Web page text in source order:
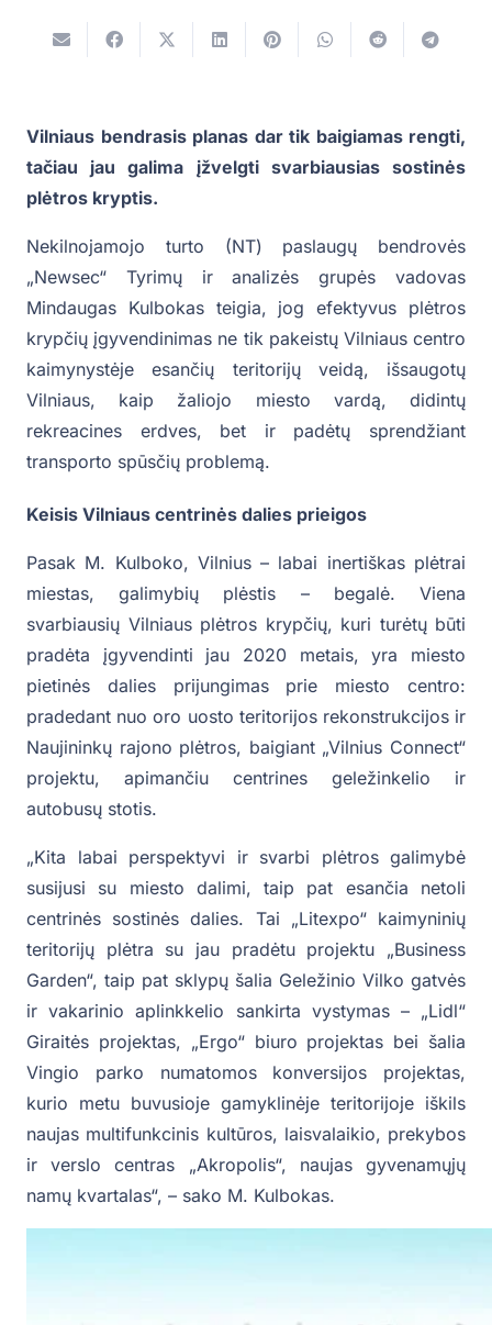
Vilniaus bendrasis planas dar tik baigiamas rengti,
tačiau jau galima įžvelgti svarbiausias sostinės
plėtros kryptis.
Nekilnojamojo turto (NT) paslaugų bendrovės
„Newsec“ Tyrimų ir analizės grupės vadovas
Mindaugas Kulbokas teigia, jog efektyvus plėtros
krypčių įgyvendinimas ne tik pakeistų Vilniaus centro
kaimynystėje esančių teritorijų veidą, išsaugotų
Vilniaus, kaip žaliojo miesto vardą, didintų
rekreacines erdves, bet ir padėtų sprendžiant
transporto spūsčių problemą.
Keisis Vilniaus centrinės dalies prieigos
Pasak M. Kulboko, Vilnius – labai inertiškas plėtrai
miestas, galimybių plėstis – begalė. Viena
svarbiausių Vilniaus plėtros krypčių, kuri turėtų būti
pradėta įgyvendinti jau 2020 metais, yra miesto
pietinės dalies prijungimas prie miesto centro:
pradedant nuo oro uosto teritorijos rekonstrukcijos ir
Naujininkų rajono plėtros, baigiant „Vilnius Connect“
projektu, apimančiu centrines geležinkelio ir
autobusų stotis.
„Kita labai perspektyvi ir svarbi plėtros galimybė
susijusi su miesto dalimi, taip pat esančia netoli
centrinės sostinės dalies. Tai „Litexpo“ kaimyninių
teritorijų plėtra su jau pradėtu projektu „Business
Garden“, taip pat sklypų šalia Geležinio Vilko gatvės
ir vakarinio aplinkkelio sankirta vystymas – „Lidl“
Giraitės projektas, „Ergo“ biuro projektas bei šalia
Vingio parko numatomos konversijos projektas,
kurio metu buvusioje gamyklinėje teritorijoje iškils
naujas multifunkcinis kultūros, laisvalaikio, prekybos
ir verslo centras „Akropolis“, naujas gyvenamųjų
namų kvartalas“, – sako M. Kulbokas.